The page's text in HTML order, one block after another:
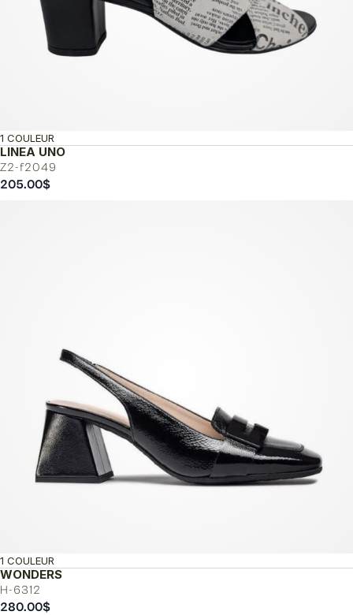
LINEA UNO
Z2-f2049
1 COULEUR
205.00$
WONDERS
H-6312
1 COULEUR
280.00$